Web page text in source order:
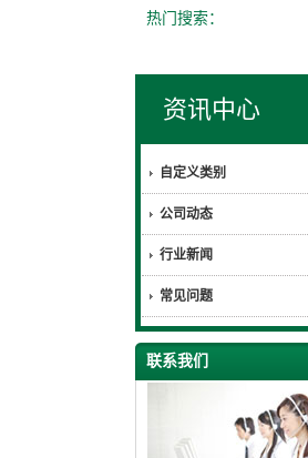
热门搜索：
资讯中心
自定义类别
公司动态
行业新闻
常见问题
联系我们